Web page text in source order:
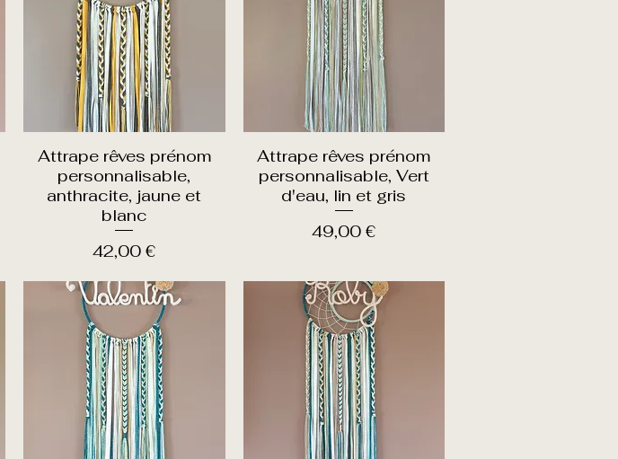
Aperçu rapide
Attrape rêves prénom
personnalisable,
anthracite, jaune et
blanc
Prix
42,00 €
Aperçu rapide
Attrape rêves prénom
personnalisable, Vert
d'eau, lin et gris
Prix
49,00 €